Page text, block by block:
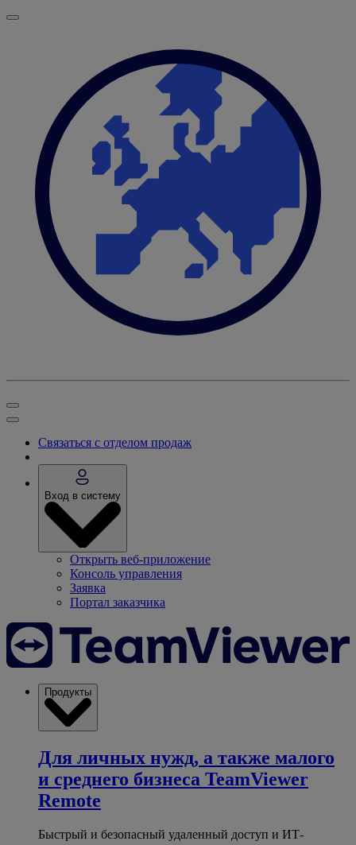
Связаться с отделом продаж
Вход в систему
Открыть веб-приложение
Консоль управления
Заявка
Портал заказчика
Продукты
Для личных нужд, а также малого
и среднего бизнеса TeamViewer
Remote
Быстрый и безопасный удаленный доступ и ИТ-